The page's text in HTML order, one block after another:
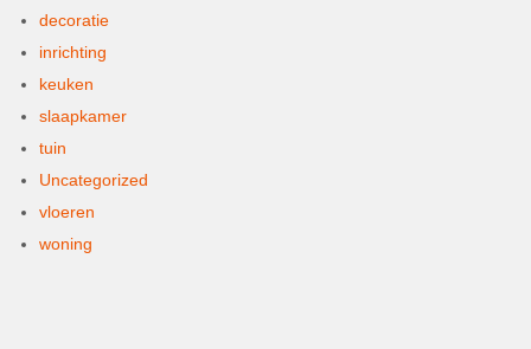
decoratie
inrichting
keuken
slaapkamer
tuin
Uncategorized
vloeren
woning